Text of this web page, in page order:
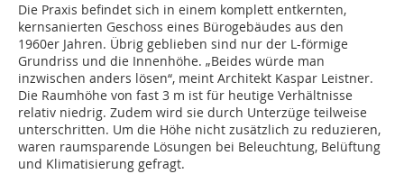
Die Praxis befindet sich in einem komplett entkernten,
kernsanierten Geschoss eines Bürogebäudes aus den
1960er Jahren. Übrig geblieben sind nur der L-förmige
Grundriss und die Innenhöhe. „Beides würde man
inzwischen anders lösen“, meint Architekt Kaspar Leistner.
Die Raumhöhe von fast 3 m ist für heutige Verhältnisse
relativ niedrig. Zudem wird sie durch Unterzüge teilweise
unterschritten. Um die Höhe nicht zusätzlich zu reduzieren,
waren raumsparende Lösungen bei Beleuchtung, Belüftung
und Klimatisierung gefragt.